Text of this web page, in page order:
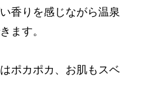
香りを感じながら温泉
ます。
ポカポカ、お肌もスベ